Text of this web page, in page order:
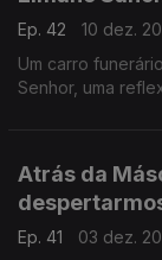
Ep. 42
10 dez.
Um carro
Senhor, uma
Atrás da
Ep. 41
03 dez.